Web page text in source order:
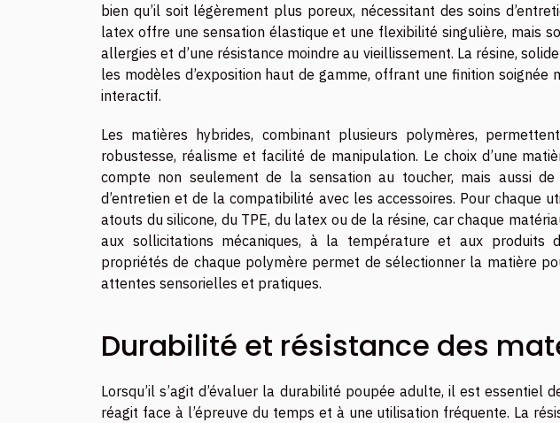
bien qu’il soit légèrement plus poreux, nécessitant des soins
latex offre une sensation élastique et une flexibilité singulière, mais
allergies et d’une résistance moindre au vieillissement. La résine,
les modèles d’exposition haut de gamme, offrant une finition soignée
interactif.
Les matières hybrides, combinant plusieurs polymères,
robustesse, réalisme et facilité de manipulation. Le choix d’une
compte non seulement de la sensation au toucher, mais aussi
d’entretien et de la compatibilité avec les accessoires. Pour chaque
atouts du silicone, du TPE, du latex ou de la résine, car chaque
aux sollicitations mécaniques, à la température et aux produits
propriétés de chaque polymère permet de sélectionner la matière
attentes sensorielles et pratiques.
Durabilité et résistance des
Lorsqu’il s’agit d’évaluer la durabilité poupée adulte, il est essentiel
réagit face à l’épreuve du temps et à une utilisation fréquente. La